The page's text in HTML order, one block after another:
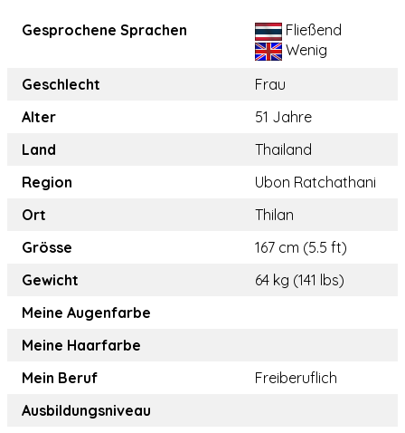
Gesprochene Sprachen
Fließend
Wenig
Geschlecht
Frau
Alter
51 Jahre
Land
Thailand
Region
Ubon Ratchathani
Ort
Thilan
Grösse
167 cm (5.5 ft)
Gewicht
64 kg (141 lbs)
Meine Augenfarbe
Meine Haarfarbe
Mein Beruf
Freiberuflich
Ausbildungsniveau